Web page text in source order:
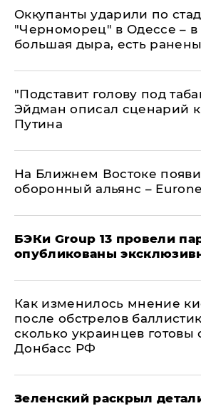
Оккупанты ударили по
"Черноморец" в Одессе –
большая дыра, есть
​"Подставит голову под
Эйдман описал сценарий
Путина
На Ближнем Востоке
оборонный альянс –
​БЭКи Group 13 провели
опубликованы
Как изменилось мнение
после обстрелов
сколько украинцев готовы
Донбасс РФ
​Зеленский раскрыл